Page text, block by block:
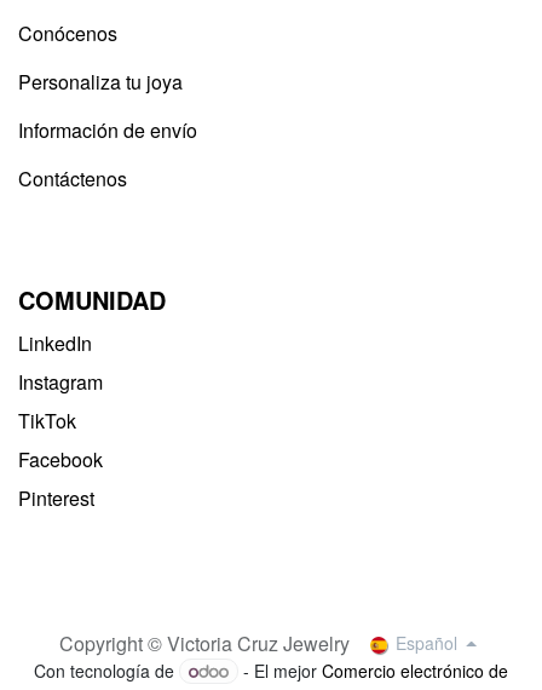
Conócenos
Personaliza tu joya
Información de envío
Contáctenos
COMUNIDAD
LinkedIn
Instagram
TikTok
Facebook
Pinterest
Copyright © Victoria Cruz Jewelry
Español
Con tecnología de
- El mejor Comercio electrónico de